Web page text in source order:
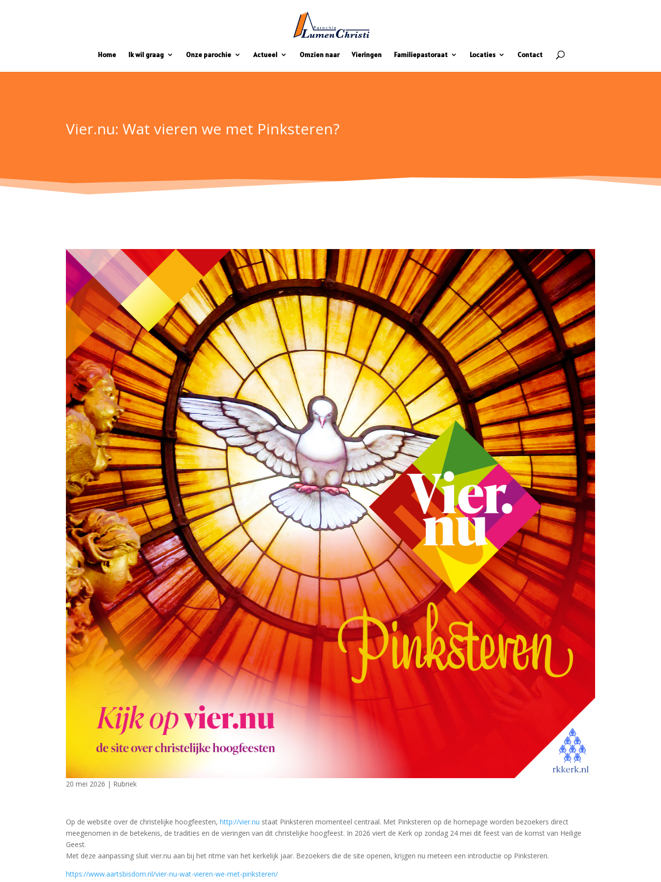
Home Ik wil graag Onze parochie Actueel Omzien naar Vieringen Familiepastoraat Locaties Contact
Vier.nu: Wat vieren we met Pinksteren?
20 mei 2026 | Rubriek
Op de website over de christelijke hoogfeesten,http://vier.nu staat Pinksteren momenteel centraal. Met Pinksteren op de homepage worden bezoekers direct
meegenomen in de betekenis, de tradities en de vieringen van dit christelijke hoogfeest. In 2026 viert de Kerk op zondag 24 mei dit feest van de komst van Heilige
Geest.
Met deze aanpassing sluit vier.nu aan bij het ritme van het kerkelijk jaar. Bezoekers die de site openen, krijgen nu meteen een introductie op Pinksteren.
https://www.aartsbisdom.nl/vier-nu-wat-vieren-we-met-pinksteren/